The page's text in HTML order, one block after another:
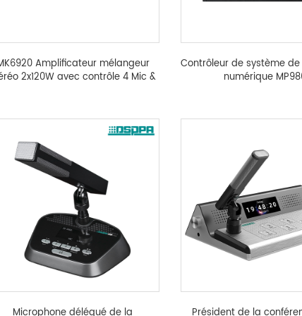
Amplificateur mélangeur
2x120W avec contrôle 4 Mic &
Contrôleur de système
numérique
Microphone délégué de la Président de la